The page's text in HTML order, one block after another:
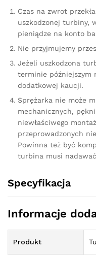
Czas na zwrot
uszkodzonej turbiny,
pieniądze na konto
Nie przyjmujemy
Jeżeli uszkodzona
terminie późniejszym
dodatkowej kaucji.
Sprężarka nie może
mechanicznych,
niewłaściwego
przeprowadzonych
Powinna też być
turbina musi
Specyfikacja
Informacje
Produkt